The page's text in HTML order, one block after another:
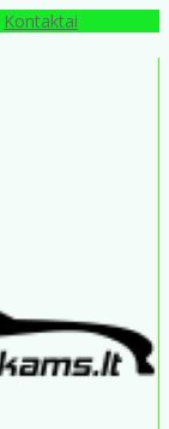
Kontaktai